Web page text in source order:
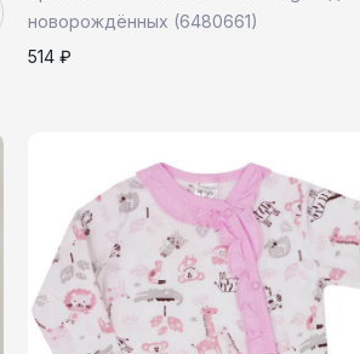
новорождённых (6480661)
514 ₽
80